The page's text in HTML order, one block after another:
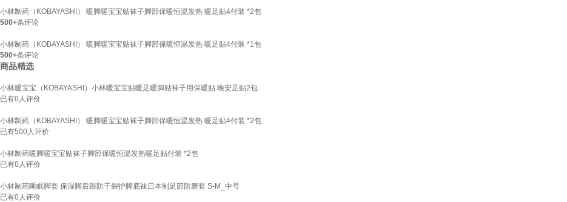
小林制药（KOBAYASHI） 暖脚暖宝宝贴袜子脚部保暖恒温发热 暖足贴4付装 *2包
500+条评论
小林制药（KOBAYASHI） 暖脚暖宝宝贴袜子脚部保暖恒温发热 暖足贴4付装 *1包
500+条评论
商品精选
小林暖宝宝（KOBAYASHI）小林暖宝宝贴暖足暖脚贴袜子用保暖贴 晚安足贴2包
已有0人评价
小林制药（KOBAYASHI） 暖脚暖宝宝贴袜子脚部保暖恒温发热 暖足贴4付装 *2包
已有500人评价
小林制药暖脚暖宝宝贴袜子脚部保暖恒温发热暖足贴付装 *2包
已有0人评价
小林制药睡眠脚套 保湿脚后跟防干裂护脚底袜日本制足部防磨套 S-M_中号
已有0人评价